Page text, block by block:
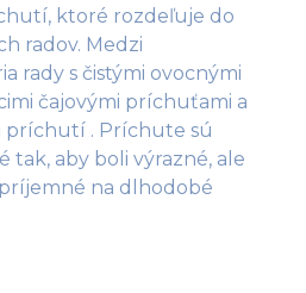
ktoré rozdeľuje do
radov. Medzi
rady s čistými ovocnými
čajovými príchuťami a
príchutí . Príchute sú
tak, aby boli výrazné, ale
na dlhodobé